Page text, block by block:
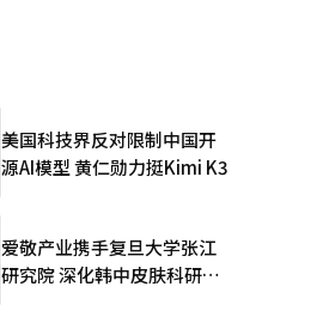
美国科技界反对限制中国开
源AI模型 黄仁勋力挺Kimi K3
爱敬产业携手复旦大学张江
研究院 深化韩中皮肤科研合